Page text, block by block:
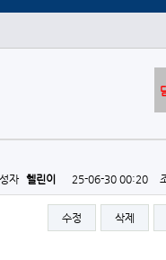
자 헬린이 25-06-30 00:20
수정 삭제